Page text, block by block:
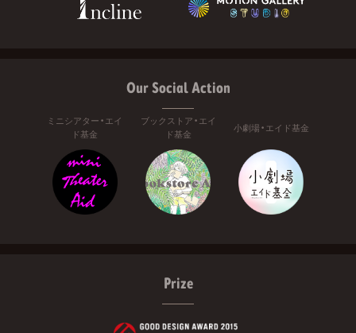
Our Social Action
ミニシアター・エイ
ド基金
ブックストア・エイ
ド基金
小劇場・エイド基金
Prize